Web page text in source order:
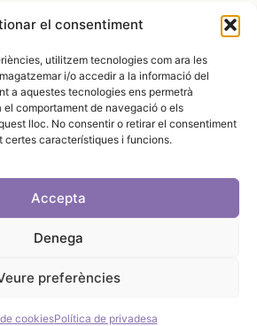
el consentiment
utilitzem tecnologies com ara les
i/o accedir a la informació del
a aquestes tecnologies ens permetrà
el comportament de navegació o els
lloc. No consentir o retirar el consentiment
certes característiques i funcions.
Accepta
Denega
preferències
cookiesPolítica de privadesa
Amb el suport de